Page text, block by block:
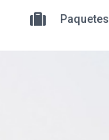
Paquetes